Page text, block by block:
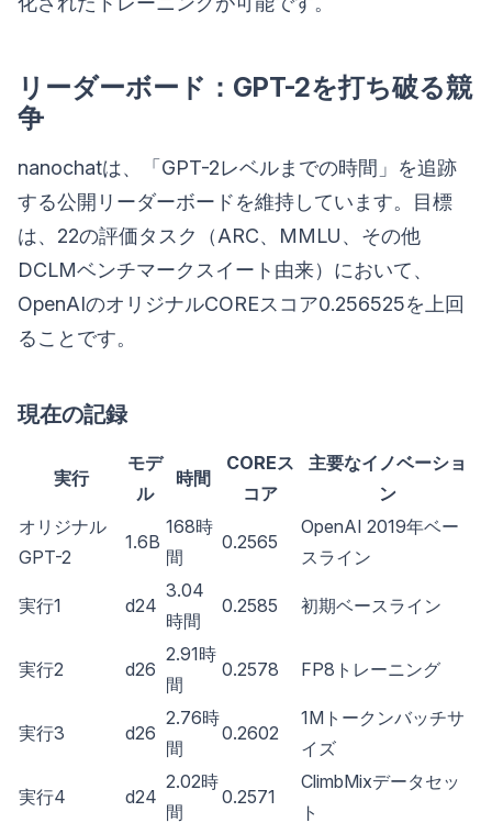
リーダーボード：GPT-2を打ち破る競
争
nanochatは、「GPT-2レベルまでの時間」を追跡
する公開リーダーボードを維持しています。目標
は、22の評価タスク（ARC、MMLU、その他
DCLMベンチマークスイート由来）において、
OpenAIのオリジナルCOREスコア0.256525を上回
ることです。
現在の記録
実行
モデ
ル
時間
COREス
コア
主要なイノベーショ
ン
オリジナル
GPT-2
1.6B
168時
間
0.2565
OpenAI 2019年ベー
スライン
実行1 d24
3.04
時間
0.2585 初期ベースライン
実行2 d26
2.91時
間
0.2578 FP8トレーニング
実行3 d26
2.76時
間
0.2602
1Mトークンバッチサ
イズ
実行4 d24
2.02時
間
0.2571
ClimbMixデータセッ
ト